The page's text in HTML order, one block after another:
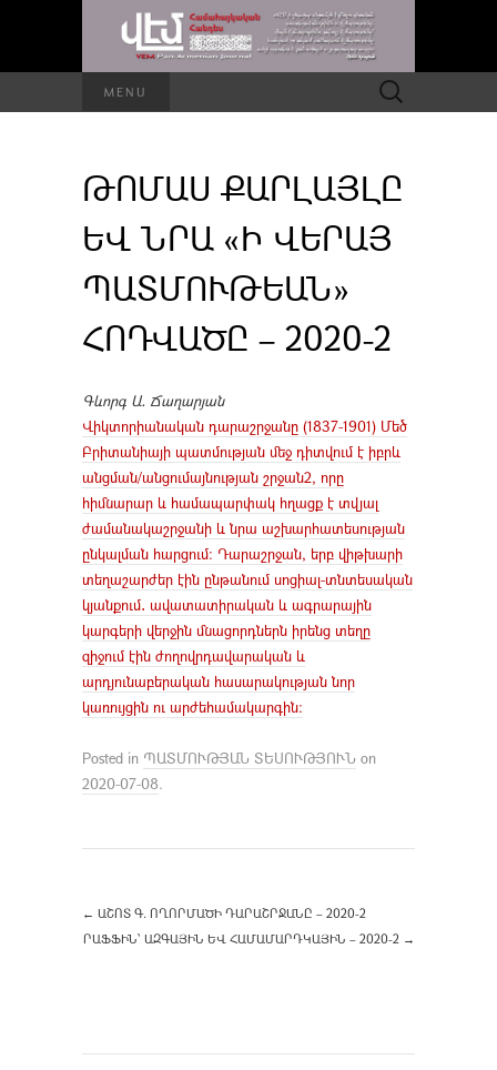
MENU Որոնել՝
ԹՈՄԱՍ ՔԱՐԼԱՅԼԸ
ԵՎ ՆՐԱ «Ի ՎԵՐԱՅ
ՊԱՏՄՈՒԹԵԱՆ»
ՀՈԴՎԱԾԸ – 2020-2
Գևորգ Ա․ Ճաղարյան
Վիկտորիանական դարաշրջանը (1837-1901) Մեծ
Բրիտանիայի պատմության մեջ դիտվում է իբրև
անցման/անցումայնության շրջան2, որը
հիմնարար և համապարփակ հղացք է տվյալ
ժամանակաշրջանի և նրա աշխարհատեսության
ընկալման հարցում։ Դարաշրջան, երբ վիթխարի
տեղաշարժեր էին ընթանում սոցիալ-տնտեսական
կյանքում․ ավատատիրական և ագրարային
կարգերի վերջին մնացորդներն իրենց տեղը
զիջում էին ժողովրդավարական և
արդյունաբերական հասարակության նոր
կառույցին ու արժեհամակարգին։
Posted in ՊԱՏՄՈՒԹՅԱՆ ՏԵՍՈՒԹՅՈՒՆ on
2020-07-08.
← ԱՇՈՏ Գ. ՈՂՈՐՄԱԾԻ ԴԱՐԱՇՐՋԱՆԸ – 2020-2
ՐԱՖՖԻՆ՝ ԱԶԳԱՅԻՆ ԵՎ ՀԱՄԱՄԱՐԴԿԱՅԻՆ – 2020-2 →